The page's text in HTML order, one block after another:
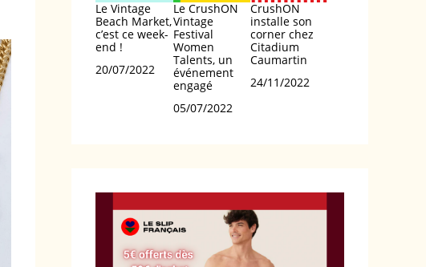
Le Vintage
Beach Market,
c’est ce week-
end !
Date
20/07/2022
Le CrushON
Vintage
Festival
Women
Talents, un
événement
engagé
Date
05/07/2022
CrushON
installe son
corner chez
Citadium
Caumartin
Date
24/11/2022